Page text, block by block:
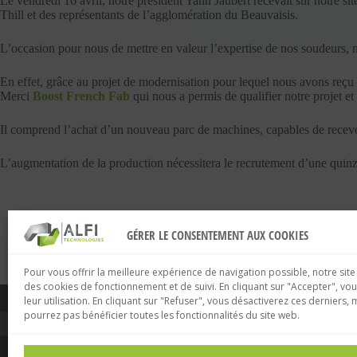
GÉRER LE CONSENTEMENT AUX COOKIES
Pour vous offrir la meilleure expérience de navigation possible, notre
des cookies de fonctionnement et de suivi. En cliquant sur "Accepter",
leur utilisation. En cliquant sur "Refuser", vous désactiverez ces derniers,
pourrez pas bénéficier toutes les fonctionnalités du site web.
Thill et des représentants de l’agglomération du Beauvaisis.
L’occasion pour nous de mettre en valeur l’expertise de nos
En effet, grâce au projet de modernisation pour lequel nous avons
Merci Boost French Fab qui nous a permis de qualifier notre projet
Il comprend l’achat d’un nouveau parc de machines, capables de
L’augmentation de la production nécessitera le recrutement d’une
ALFI
ALFI TECHNOLOGIES NOS SOLUTIONS